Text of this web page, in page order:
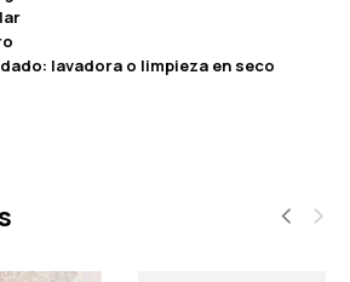
lavadora o limpieza en seco